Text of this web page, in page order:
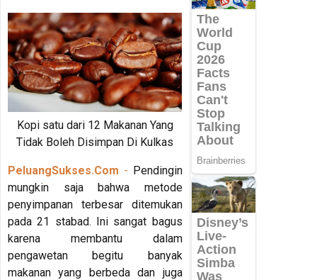
Kopi satu dari 12 Makanan Yang
Tidak Boleh Disimpan Di Kulkas
PeluangSukses.Com - Pendingin
mungkin saja bahwa metode
penyimpanan terbesar ditemukan
pada 21 stabad. Ini sangat bagus
karena membantu dalam
pengawetan begitu banyak
makanan yang berbeda dan juga